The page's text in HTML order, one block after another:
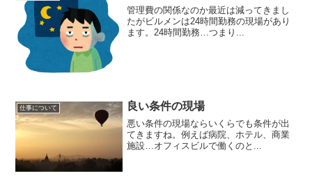
管理費の関係なのか最近は減ってきまし
たがビルメンは24時間勤務の現場があり
ます。24時間勤務…つまり...
仕事について 良い条件の現場
悪い条件の現場ならいくらでも条件が出
てきますね。例えば病院、ホテル、商業
施設…オフィスビルで働くのと...